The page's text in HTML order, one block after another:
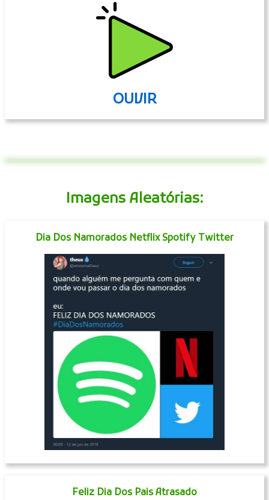
OUVIR
Imagens Aleatórias:
Dia Dos Namorados Netflix Spotify Twitter
Feliz Dia Dos Pais Atrasado